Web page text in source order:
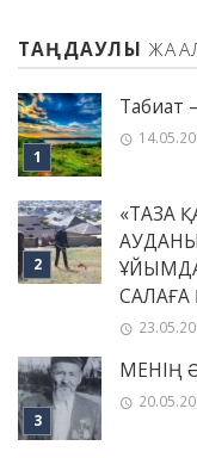
ТАҢДАУЛЫ
Табиғат
«ТАЗА
САЛАҒА
МЕНІҢ